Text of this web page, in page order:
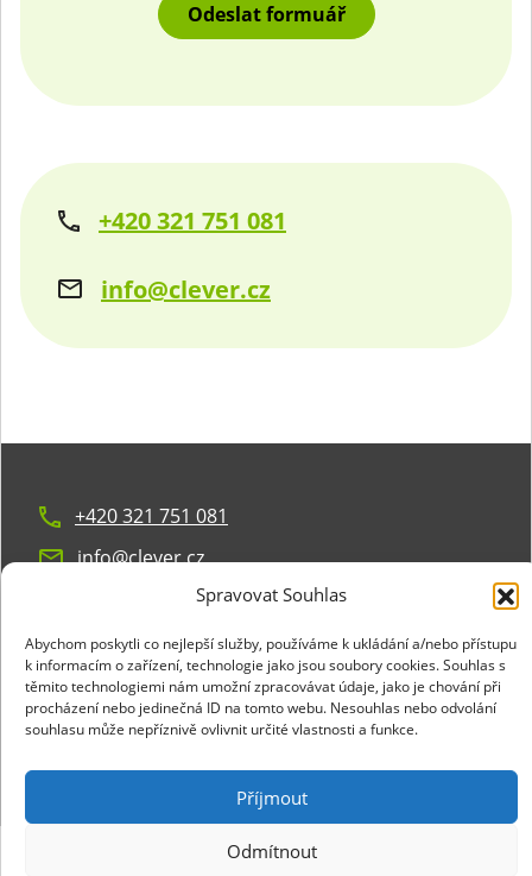
Spravovat Souhlas
Abychom poskytli co nejlepší služby, používáme k ukládání a/nebo přístupu
k informacím o zařízení, technologie jako jsou soubory cookies. Souhlas s
těmito technologiemi nám umožní zpracovávat údaje, jako je chování při
procházení nebo jedinečná ID na tomto webu. Nesouhlas nebo odvolání
souhlasu může nepříznivě ovlivnit určité vlastnosti a funkce.
Příjmout
Odmítnout
+420 321 751 081
info@clever.cz
+420 321 751 081
info@clever.cz